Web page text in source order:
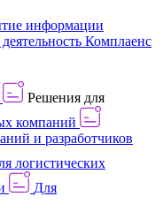
информации
Комплаенс
Решения для
компаний
и разработчиков
логистических
Для